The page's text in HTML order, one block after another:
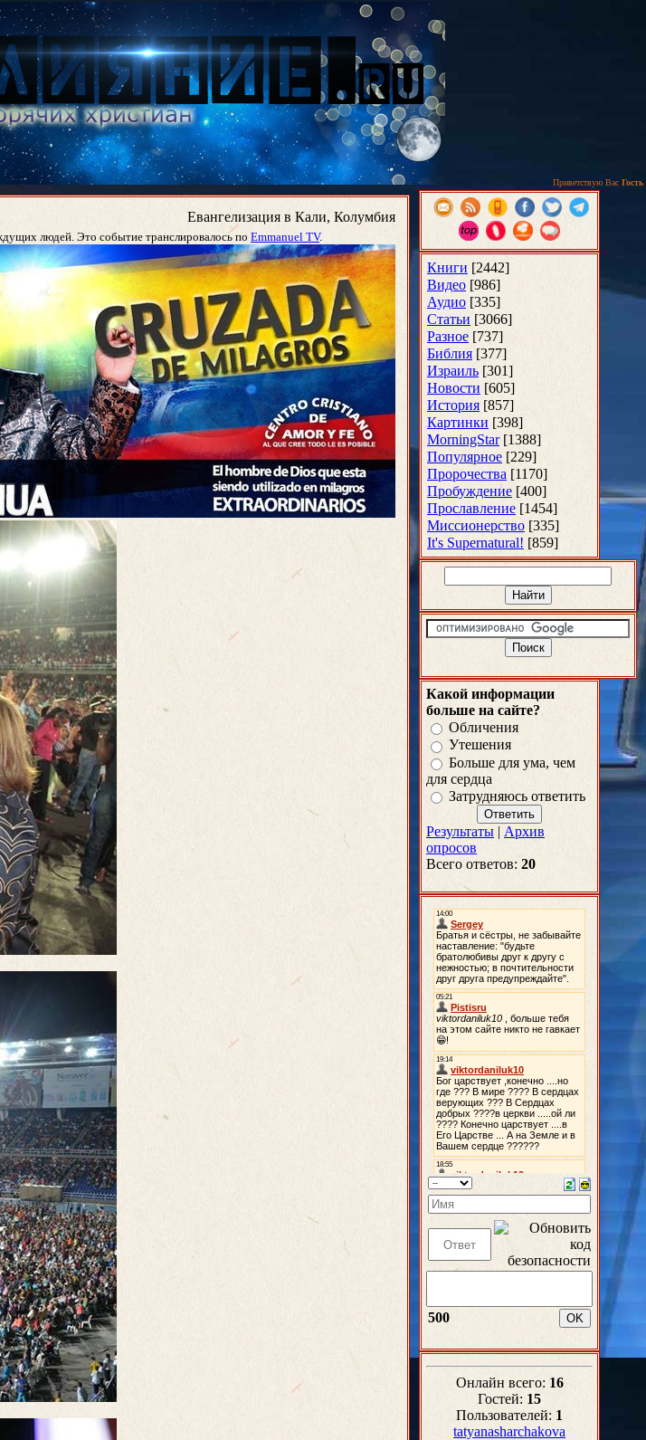
Приветствую Вас Гость
Евангелизация в Кали, Колумбия
людей. Это событие транслировалось по Emmanuel TV.
Книги [2442]
Видео [986]
Аудио [335]
Статьи [3066]
Разное [737]
Библия [377]
Израиль [301]
Новости [605]
История [857]
Картинки [398]
MorningStar [1388]
Популярное [229]
Пророчества [1170]
Пробуждение [400]
Прославление [1454]
Миссионерство [335]
It's Supernatural! [859]
Какой информации
больше на сайте?
Обличения
Утешения
Больше для ума, чем
для сердца
Затрудняюсь ответить
Результаты | Архив
опросов
Всего ответов: 20
500
Онлайн всего: 16
Гостей: 15
Пользователей: 1
tatyanasharchakova